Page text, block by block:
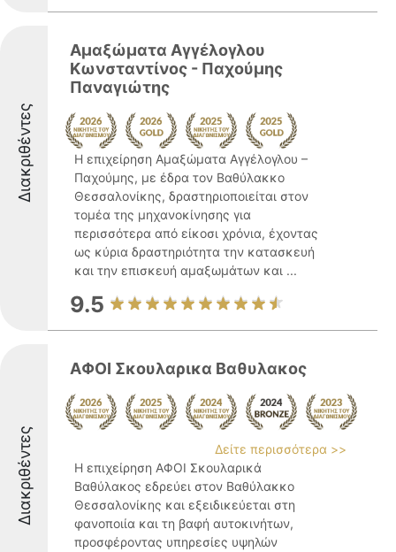
Διακριθέντες
Αμαξώματα Αγγέλογλου
Κωνσταντίνος - Παχούμης
Παναγιώτης
Η επιχείρηση Αμαξώματα Αγγέλογλου –
Παχούμης, με έδρα τον Βαθύλακκο
Θεσσαλονίκης, δραστηριοποιείται στον
τομέα της μηχανοκίνησης για
περισσότερα από είκοσι χρόνια, έχοντας
ως κύρια δραστηριότητα την κατασκευή
και την επισκευή αμαξωμάτων και ...
9.5
Διακριθέντες
ΑΦΟΙ Σκουλαρικα Βαθυλακος
Δείτε περισσότερα >>
Η επιχείρηση ΑΦΟΙ Σκουλαρικά
Βαθύλακος εδρεύει στον Βαθύλακκο
Θεσσαλονίκης και εξειδικεύεται στη
φανοποιία και τη βαφή αυτοκινήτων,
προσφέροντας υπηρεσίες υψηλών